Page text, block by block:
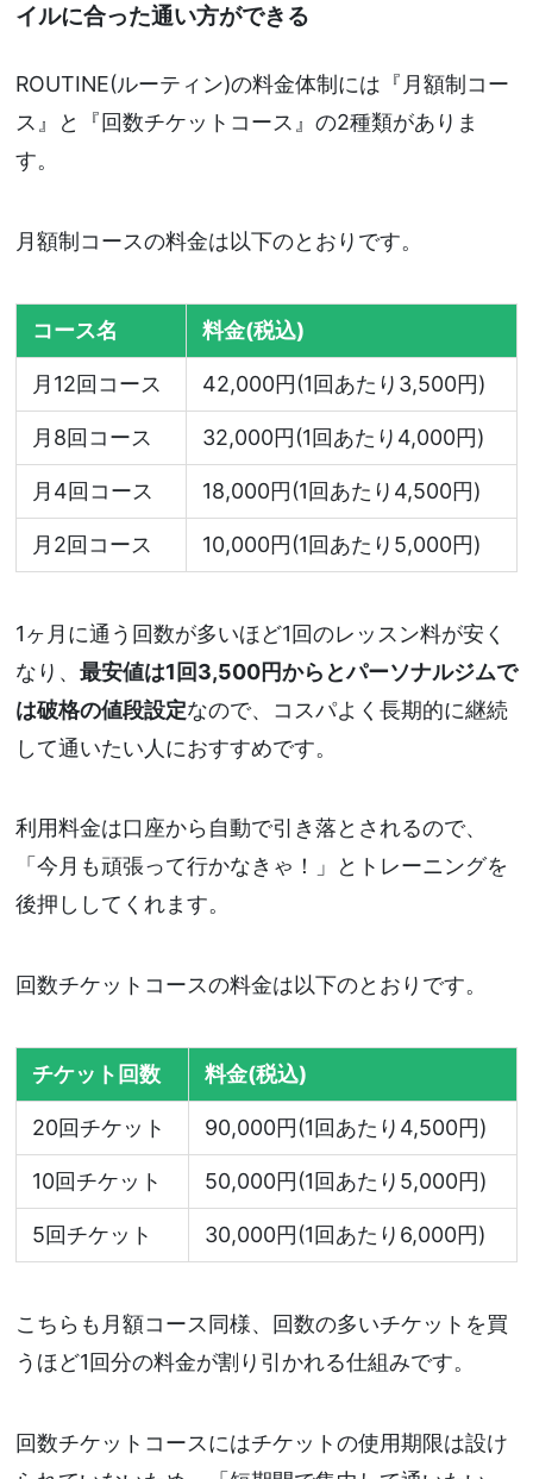
イルに合った通い方ができる
ROUTINE(ルーティン)の料金体制には『月額制コー
ス』と『回数チケットコース』の2種類がありま
す。
月額制コースの料金は以下のとおりです。
コース名 料金(税込)
月12回コース 42,000円(1回あたり3,500円)
月8回コース 32,000円(1回あたり4,000円)
月4回コース 18,000円(1回あたり4,500円)
月2回コース 10,000円(1回あたり5,000円)
1ヶ月に通う回数が多いほど1回のレッスン料が安く
なり、 最安値は1回3,500円からとパーソナルジムで
は破格の値段設定なので、コスパよく長期的に継続
して通いたい人におすすめです。
利用料金は口座から自動で引き落とされるので、
「今月も頑張って行かなきゃ！」とトレーニングを
後押ししてくれます。
回数チケットコースの料金は以下のとおりです。
チケット回数 料金(税込)
20回チケット 90,000円(1回あたり4,500円)
10回チケット 50,000円(1回あたり5,000円)
5回チケット 30,000円(1回あたり6,000円)
こちらも月額コース同様、回数の多いチケットを買
うほど1回分の料金が割り引かれる仕組みです。
回数チケットコースにはチケットの使用期限は設け